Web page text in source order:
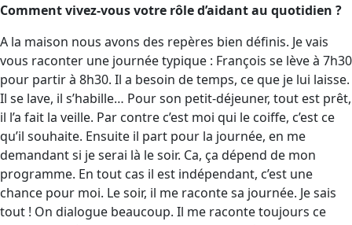
Comment vivez-vous votre rôle d’aidant au quotidien ?
A la maison nous avons des repères bien définis. Je vais
vous raconter une journée typique : François se lève à 7h30
pour partir à 8h30. Il a besoin de temps, ce que je lui laisse.
Il se lave, il s’habille… Pour son petit-déjeuner, tout est prêt,
il l’a fait la veille. Par contre c’est moi qui le coiffe, c’est ce
qu’il souhaite. Ensuite il part pour la journée, en me
demandant si je serai là le soir. Ca, ça dépend de mon
programme. En tout cas il est indépendant, c’est une
chance pour moi. Le soir, il me raconte sa journée. Je sais
tout ! On dialogue beaucoup. Il me raconte toujours ce